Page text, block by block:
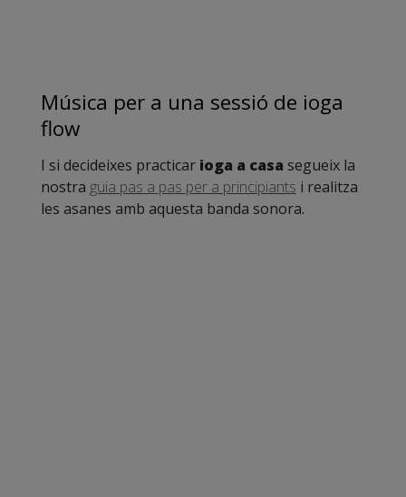
Música per a una sessió de ioga
flow
I si decideixes practicar ioga a casa segueix la
nostra guia pas a pas per a principiants i realitza
les asanes amb aquesta banda sonora.